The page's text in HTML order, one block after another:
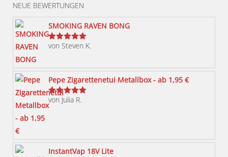
können
werden
NEUE BEWERTUNGEN
SMOKING RAVEN BONG
Bewertet
von Steven K.
Pepe Zigarettenetui Metallbox - ab 1,95 €
Bewertet
mit
von Julia R.
InstantVap 18V Lite